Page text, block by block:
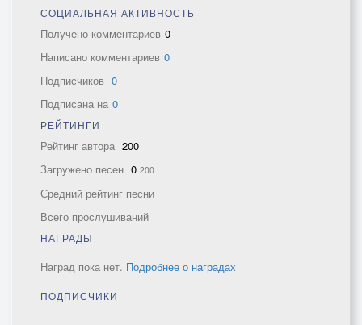
СОЦИАЛЬНАЯ АКТИВНОСТЬ
Получено комментариев 0
Написано комментариев 0
Подписчиков 0
Подписана на 0
РЕЙТИНГИ
Рейтинг автора 200
Загружено песен 0 200
Средний рейтинг песни
Всего прослушиваний
НАГРАДЫ
Наград пока нет. Подробнее о наградах
ПОДПИСЧИКИ